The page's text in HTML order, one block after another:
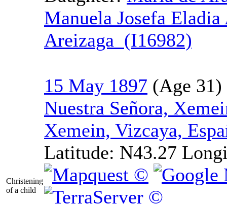
Manuela Josefa Eladia
Areizaga (I16982)
Christening
of a child
15 May 1897
Nuestra Señora,
Xemein, Vizcaya,
Latitude: N43.27